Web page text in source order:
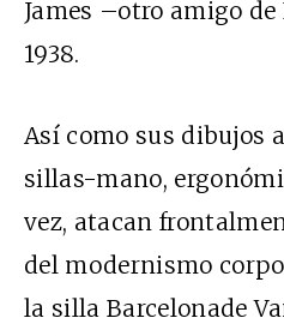
James –otro amigo
1938.
Así como sus dibujos
sillas-mano,
vez, atacan
del modernismo
la silla Barcelonade